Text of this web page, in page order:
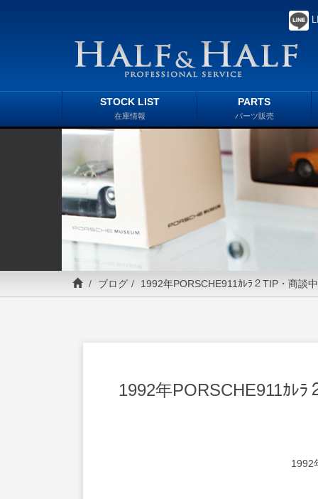
STOCK LIST
在庫情報
PARTS
パーツ販売
ブログ 1992年PORSCHE911ｶﾚﾗ２TIP・商談中
1992年PORSCHE911ｶﾚﾗ
1992